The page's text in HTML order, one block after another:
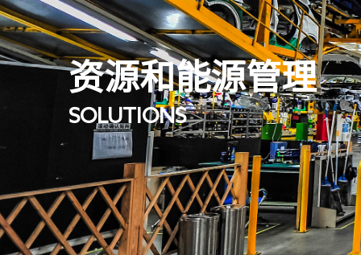
资源和能源管理
SOLUTIONS